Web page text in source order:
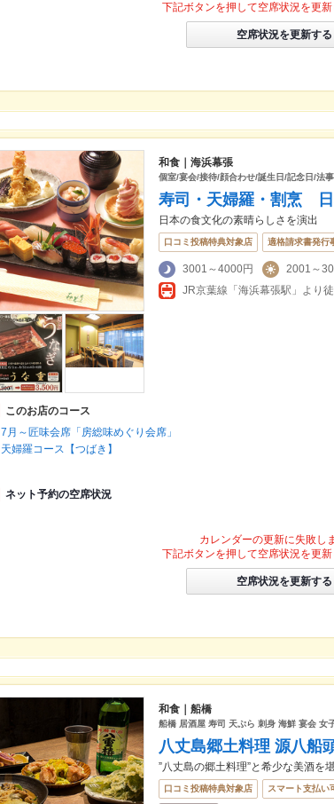
下記ボタンを押して空席状況を更新
空席状況を更新する
和食｜海浜幕張
個室/宴会/接待/顔合わせ/誕生日/記念日/法
寿司・天婦羅・割烹 日
日本の食文化の素晴らしさを演出
口コミ投稿特典対象店 適格請求書発行
3001～4000円
2001～
JR京葉線「海浜幕張駅」より
このお店のコース
7月～匠味会席「房総味めぐり会席」
天婦羅コース【つばき】
ネット予約の空席状況
カレンダーの更新に失敗し
下記ボタンを押して空席状況を更新
空席状況を更新する
和食｜船橋
船橋 居酒屋 寿司 天ぷら 刺身 海鮮 宴会 女
八丈島郷土料理 源八船
”八丈島の郷土料理”と希少な美酒を
口コミ投稿特典対象店 スマート支払い